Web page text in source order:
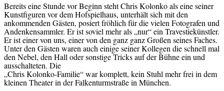
Bereits eine Stunde vor Beginn steht Chris Kolonko als eine seiner
Kunstfiguren vor dem Hofspielhaus, unterhält sich mit den
ankommenden Gästen, posiert fröhlich für die vielen Fotografen und
Andenkensammler. Er ist soviel mehr als „nur“ ein Travestiekünstler.
Er ist einer von uns, einer von den ganz ganz Großen seines Faches.
Unter den Gästen waren auch einige seiner Kollegen die schnell mal
den Nebel, den Hall oder sonstige Tricks auf der Bühne ein und
ausschalteten. Die
„Chris Kolonko-Familie“ war komplett, kein Stuhl mehr frei in dem
kleinen Theater in der Falkenturmstraße in München.